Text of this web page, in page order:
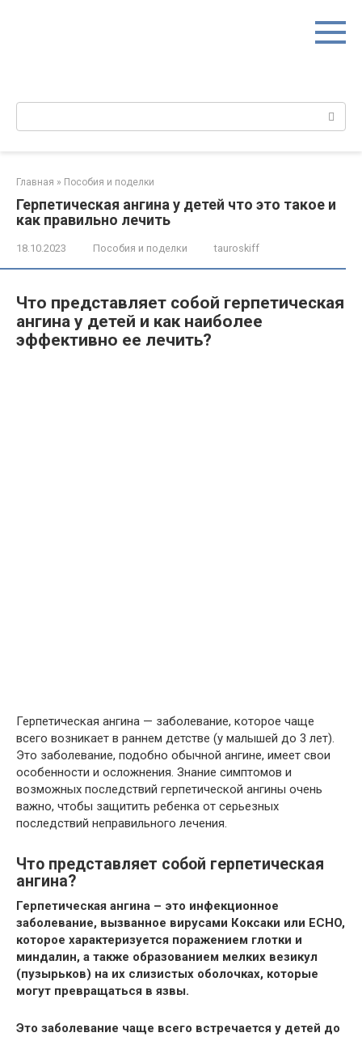
Поиск:
Главная » Пособия и поделки
Герпетическая ангина у детей что это такое и
как правильно лечить
18.10.2023 Пособия и поделки tauroskiff
Что представляет собой герпетическая
ангина у детей и как наиболее
эффективно ее лечить?
Герпетическая ангина — заболевание, которое чаще
всего возникает в раннем детстве (у малышей до 3 лет).
Это заболевание, подобно обычной ангине, имеет свои
особенности и осложнения. Знание симптомов и
возможных последствий герпетической ангины очень
важно, чтобы защитить ребенка от серьезных
последствий неправильного лечения.
Что представляет собой герпетическая
ангина?
Герпетическая ангина – это инфекционное
заболевание, вызванное вирусами Коксаки или ECHO,
которое характеризуется поражением глотки и
миндалин, а также образованием мелких везикул
(пузырьков) на их слизистых оболочках, которые
могут превращаться в язвы.
Это заболевание чаще всего встречается у детей до